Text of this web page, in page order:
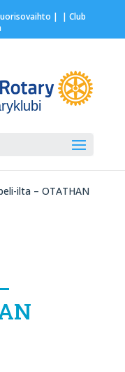
| | Club
ilta – OTATHAN